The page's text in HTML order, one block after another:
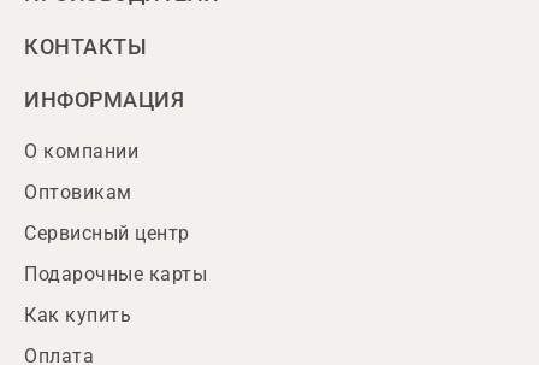
КОНТАКТЫ
ИНФОРМАЦИЯ
О компании
Оптовикам
Сервисный центр
Подарочные карты
Как купить
Оплата